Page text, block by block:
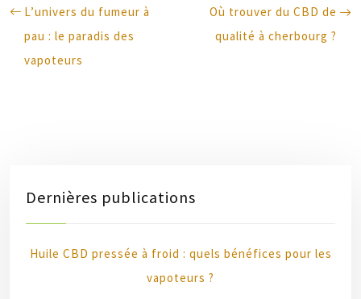
L’univers du fumeur à
pau : le paradis des
vapoteurs
Où trouver du CBD de
qualité à cherbourg ?
Dernières publications
Huile CBD pressée à froid : quels bénéfices pour les
vapoteurs ?